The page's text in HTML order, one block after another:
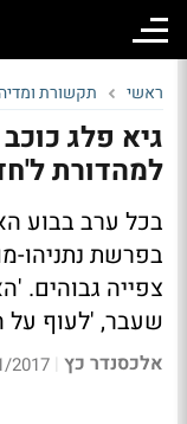
ראשי תקשורת ומדיה
למהדורת
בכל ערב בבוע
בפרשת נתניהו-
צפייה גבוהים.
שעבר, 'לעוף על
אלכסנדר כץ |
09:49